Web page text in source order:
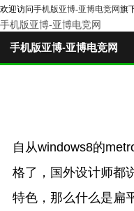
欢迎访问手机版亚博-亚博电竞网旗
手机版亚博-亚博电竞网
手机版亚博-亚博电竞网
自从windows8的
格了，国外设计师都
特色，那么什么是扁